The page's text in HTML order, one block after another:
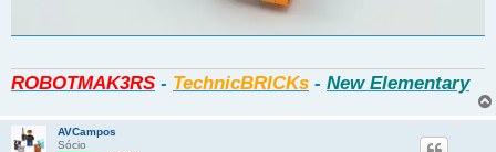
ROBOTMAK3RS - TechnicBRICKs - New Elementary
AVCampos
Sócio